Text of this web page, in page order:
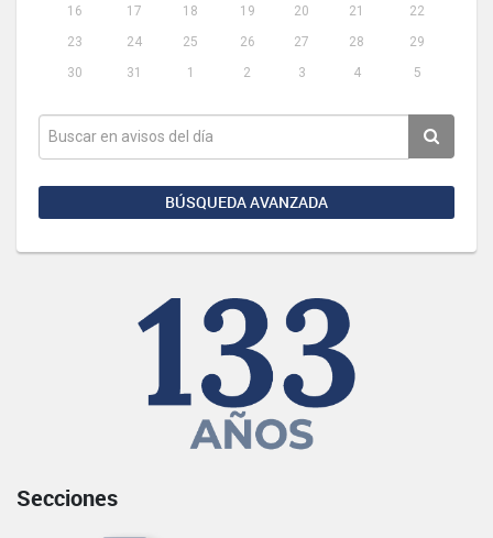
16
17 18 19 20 21
22
23
24 25 26 27 28
29
30
31 1 2 3 4 5
BÚSQUEDA AVANZADA
Secciones